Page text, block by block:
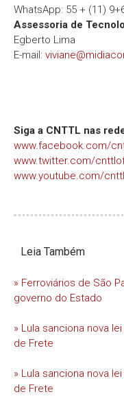
WhatsApp: 55 + (11)
Assessoria de
Egberto Lima
E-mail:
Siga a CNTTL nas
www.facebook.com/
www.twitter.com/
www.youtube.com/cnttl
Leia Também
» Ferroviários de São
governo do Estado
» Lula sanciona nova
de Frete
» Lula sanciona nova
de Frete